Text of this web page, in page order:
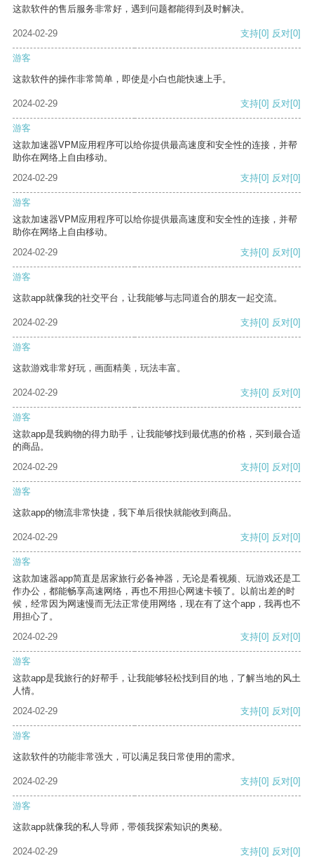
这款软件的售后服务非常好，遇到问题都能得到及时解决。
2024-02-29 支持[0] 反对[0]
游客
这款软件的操作非常简单，即使是小白也能快速上手。
2024-02-29 支持[0] 反对[0]
游客
这款加速器VPM应用程序可以给你提供最高速度和安全性的连接，并帮
助你在网络上自由移动。
2024-02-29
支持[0] 反对[0]
游客
这款加速器VPM应用程序可以给你提供最高速度和安全性的连接，并帮
助你在网络上自由移动。
2024-02-29
支持[0] 反对[0]
游客
这款app就像我的社交平台，让我能够与志同道合的朋友一起交流。
2024-02-29 支持[0] 反对[0]
游客
这款游戏非常好玩，画面精美，玩法丰富。
2024-02-29 支持[0] 反对[0]
游客
这款app是我购物的得力助手，让我能够找到最优惠的价格，买到最合适
的商品。
2024-02-29
支持[0] 反对[0]
游客
这款app的物流非常快捷，我下单后很快就能收到商品。
2024-02-29 支持[0] 反对[0]
游客
这款加速器app简直是居家旅行必备神器，无论是看视频、玩游戏还是工
作办公，都能畅享高速网络，再也不用担心网速卡顿了。以前出差的时
候，经常因为网速慢而无法正常使用网络，现在有了这个app，我再也不
用担心了。
2024-02-29
支持[0] 反对[0]
游客
这款app是我旅行的好帮手，让我能够轻松找到目的地，了解当地的风土
人情。
2024-02-29
支持[0] 反对[0]
游客
这款软件的功能非常强大，可以满足我日常使用的需求。
2024-02-29 支持[0] 反对[0]
游客
这款app就像我的私人导师，带领我探索知识的奥秘。
2024-02-29 支持[0] 反对[0]